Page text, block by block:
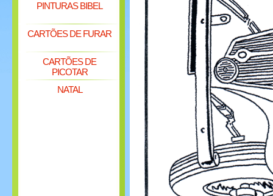
PINTURAS BIBEL
CARTÕES DE FURAR
CARTÕES DE
PICOTAR
NATAL